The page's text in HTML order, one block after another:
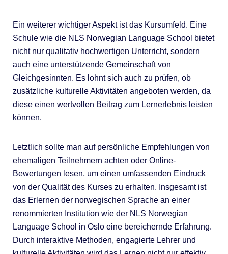
Ein weiterer wichtiger Aspekt ist das Kursumfeld. Eine
Schule wie die NLS Norwegian Language School bietet
nicht nur qualitativ hochwertigen Unterricht, sondern
auch eine unterstützende Gemeinschaft von
Gleichgesinnten. Es lohnt sich auch zu prüfen, ob
zusätzliche kulturelle Aktivitäten angeboten werden, da
diese einen wertvollen Beitrag zum Lernerlebnis leisten
können.
Letztlich sollte man auf persönliche Empfehlungen von
ehemaligen Teilnehmern achten oder Online-
Bewertungen lesen, um einen umfassenden Eindruck
von der Qualität des Kurses zu erhalten. Insgesamt ist
das Erlernen der norwegischen Sprache an einer
renommierten Institution wie der NLS Norwegian
Language School in Oslo eine bereichernde Erfahrung.
Durch interaktive Methoden, engagierte Lehrer und